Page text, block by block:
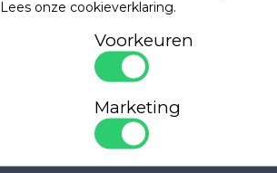
Lees onze cookieverklaring.
Voorkeuren
Marketing